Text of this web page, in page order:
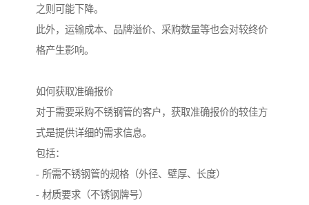
之则可能下降。
此外，运输成本、品牌溢价、采购数量等也会对较终价
格产生影响。
如何获取准确报价
对于需要采购不锈钢管的客户，获取准确报价的较佳方
式是提供详细的需求信息。
包括：
- 所需不锈钢管的规格（外径、壁厚、长度）
- 材质要求（不锈钢牌号）